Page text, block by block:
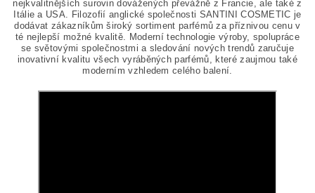
nejkvalitnějších surovin dovážených převážně z Francie, ale také z
Itálie a USA. Filozofií anglické společnosti SANTINI COSMETIC je
dodávat zákazníkům široký sortiment parfémů za příznivou cenu v
té nejlepší možné kvalitě. Moderní technologie výroby, spolupráce
se světovými společnostmi a sledování nových trendů zaručuje
inovativní kvalitu všech vyráběných parfémů, které zaujmou také
moderním vzhledem celého balení.